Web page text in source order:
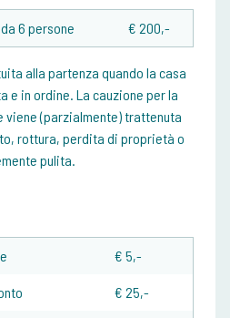
6 persone € 200,-
alla partenza quando la casa
e in ordine. La cauzione per la
viene (parzialmente) trattenuta
rottura, perdita di proprietà o
pulita.
€ 5,-
€ 25,-